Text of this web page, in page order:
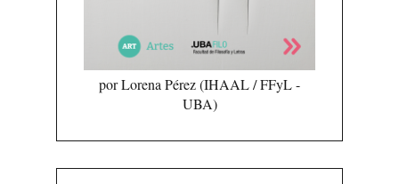
por Lorena Pérez (IHAAL / FFyL -
UBA)